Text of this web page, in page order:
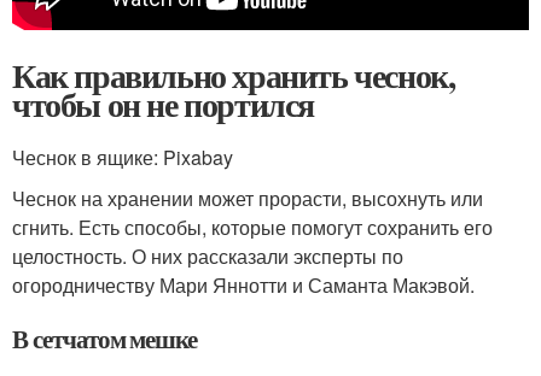
Как правильно хранить чеснок,
чтобы он не портился
Чеснок в ящике: Pixabay
Чеснок на хранении может прорасти, высохнуть или
сгнить. Есть способы, которые помогут сохранить его
целостность. О них рассказали эксперты по
огородничеству Мари Яннотти и Саманта Макэвой.
В сетчатом мешке